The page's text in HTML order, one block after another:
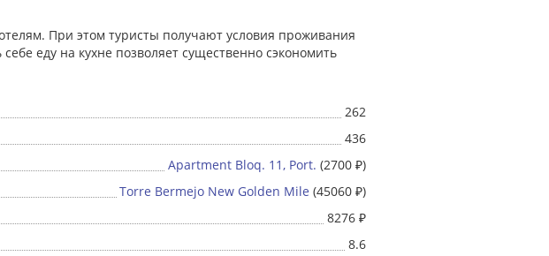
При этом туристы получают условия проживания
еду на кухне позволяет существенно сэкономить
262
436
Apartment Bloq. 11, Port. (2700 ₽)
Torre Bermejo New Golden Mile (45060 ₽)
8276 ₽
8.6